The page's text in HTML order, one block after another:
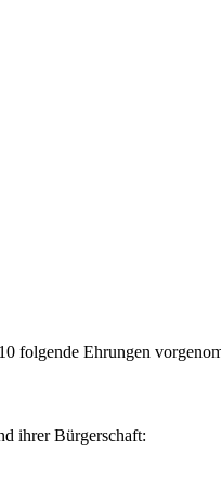
folgende Ehrungen
ihrer Bürgerschaft: